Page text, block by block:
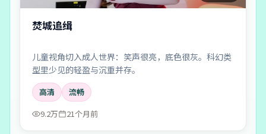
焚城追缉
儿童视角切入成人世界：笑声很亮，底色很灰。科幻类
型里少见的轻盈与沉重并存。
高清
流畅
9.2万
21个月前